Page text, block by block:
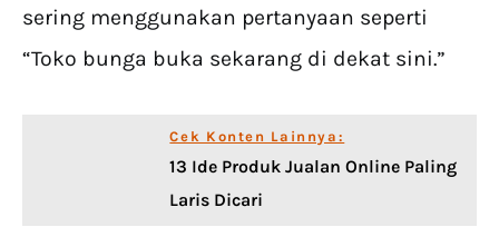
sering menggunakan pertanyaan seperti
“Toko bunga buka sekarang di dekat sini.”
Cek Konten Lainnya:
13 Ide Produk Jualan Online Paling
Laris Dicari